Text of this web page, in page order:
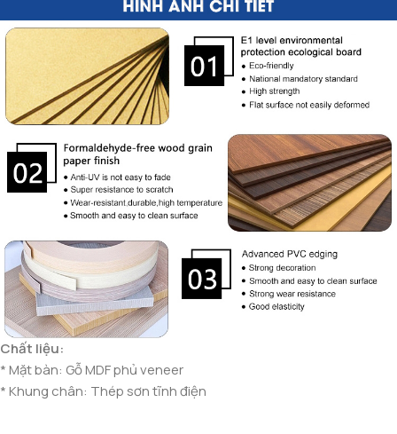
Chất liệu:
* Mặt bàn: Gỗ MDF phủ veneer
* Khung chân: Thép sơn tĩnh điện